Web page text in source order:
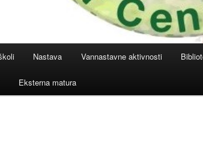
Nastava Vannastavne aktivnosti
Eksterna matura